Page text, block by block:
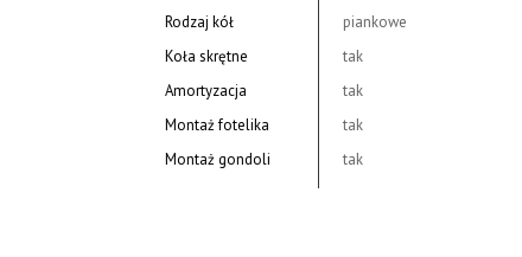
Rodzaj kół
piankowe
Koła skrętne
tak
Amortyzacja
tak
Montaż fotelika
tak
Montaż gondoli
tak